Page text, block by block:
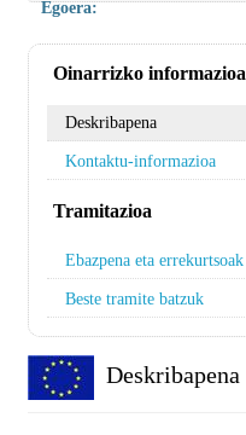
Egoera:
Oinarrizko informazioa
Deskribapena
Kontaktu-informazioa
Tramitazioa
Ebazpena eta errekurtsoak
Beste tramite batzuk
Deskribapena